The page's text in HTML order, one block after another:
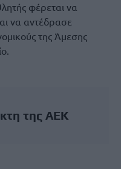
φέρεται να
να αντέδρασε
της Άμεσης
της ΑΕΚ